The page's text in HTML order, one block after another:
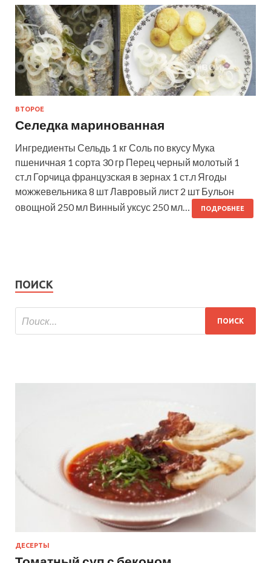
ВТОРОЕ
Селедка маринованная
Ингредиенты Сельдь 1 кг Соль по вкусу Мука
пшеничная 1 сорта 30 гр Перец черный молотый 1
ст.л Горчица французская в зернах 1 ст.л Ягоды
можжевельника 8 шт Лавровый лист 2 шт Бульон
овощной 250 мл Винный уксус 250 мл…
ПОДРОБНЕЕ
ПОИСК
ДЕСЕРТЫ